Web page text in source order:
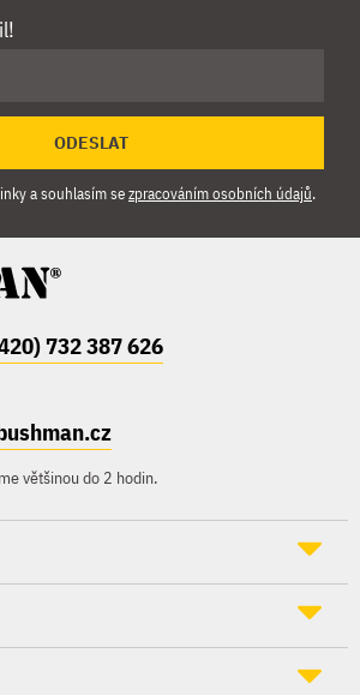
ODESLAT
a souhlasím sezpracováním osobních údajů.
732 387 626
většinou do 2 hodin.